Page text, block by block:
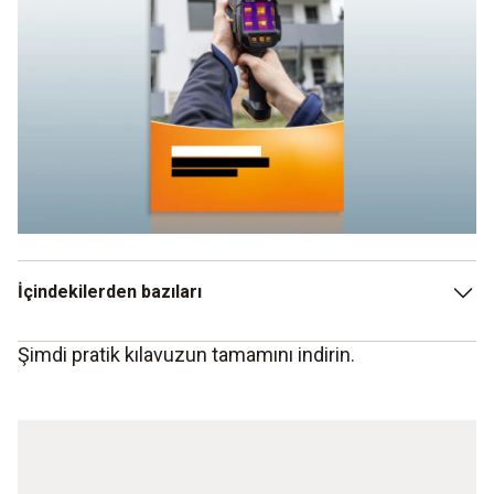
İçindekilerden bazıları
Potansiyel enerji tasarrufu: İnşaat sektörü, ev sahipleri
Şimdi pratik kılavuzun tamamını indirin.